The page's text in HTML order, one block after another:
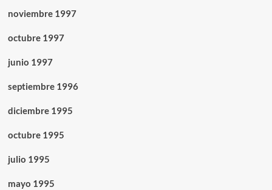
noviembre 1997
octubre 1997
junio 1997
septiembre 1996
diciembre 1995
octubre 1995
julio 1995
mayo 1995